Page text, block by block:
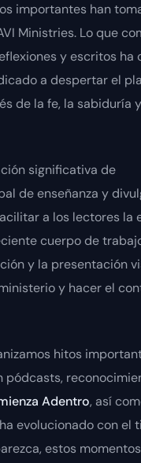
importantes han
Ministries. Lo que
y escritos ha
a despertar el
de la fe, la sabiduría
significativa de
de enseñanza y
a los lectores la
cuerpo de
y la presentación
y hacer el
hitos
pódcasts,
Adentro, así
evolucionado con el
estos